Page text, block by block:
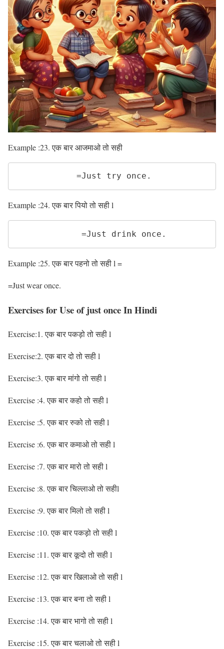
Example :23. एक बार आजमाओ तो सही
            =Just try once.
Example :24. एक बार पियो तो सही l
             =Just drink once.
Example :25. एक बार पहनो तो सही l =
=Just wear once.
Exercises for Use of just once In Hindi
Exercise:1. एक बार पकड़ो तो सही l
Exercise:2. एक बार दो तो सही l
Exercise:3. एक बार मांगो तो सही l
Exercise :4. एक बार कहो तो सही l
Exercise :5. एक बार रुको तो सही l
Exercise :6. एक बार कमाओ तो सही l
Exercise :7. एक बार मारो तो सही l
Exercise :8. एक बार चिल्लाओ तो सहीl
Exercise :9. एक बार मिलो तो सही l
Exercise :10. एक बार पकड़ो तो सही l
Exercise :11. एक बार कूदो तो सही l
Exercise :12. एक बार खिलाओ तो सही l
Exercise :13. एक बार बना तो सही l
Exercise :14. एक बार भागो तो सही l
Exercise :15. एक बार चलाओ तो सही l